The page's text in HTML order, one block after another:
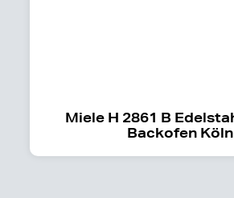
Miele H 2861 B
Backofen Köln